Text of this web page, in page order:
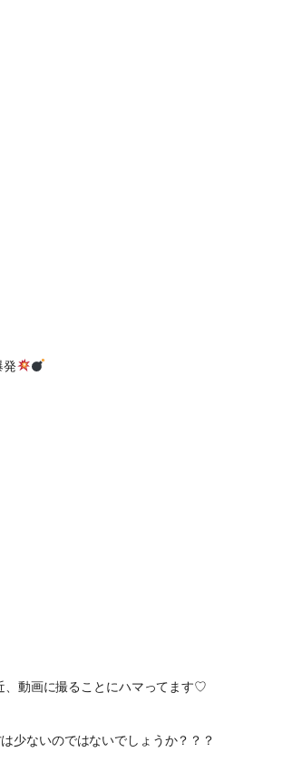
発
、動画に撮ることにハマってます♡
少ないのではないでしょうか？？？